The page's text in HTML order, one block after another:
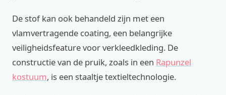
De stof kan ook behandeld zijn met een
vlamvertragende coating, een belangrijke
veiligheidsfeature voor verkleedkleding. De
constructie van de pruik, zoals in een Rapunzel
kostuum, is een staaltje textieltechnologie.